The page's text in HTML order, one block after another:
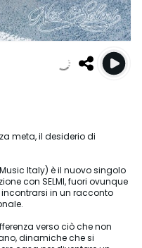
meta, il desiderio di
Music Italy) è il nuovo singolo
con SELMI, fuori ovunque
in un racconto
verso ciò che non
dinamiche che si